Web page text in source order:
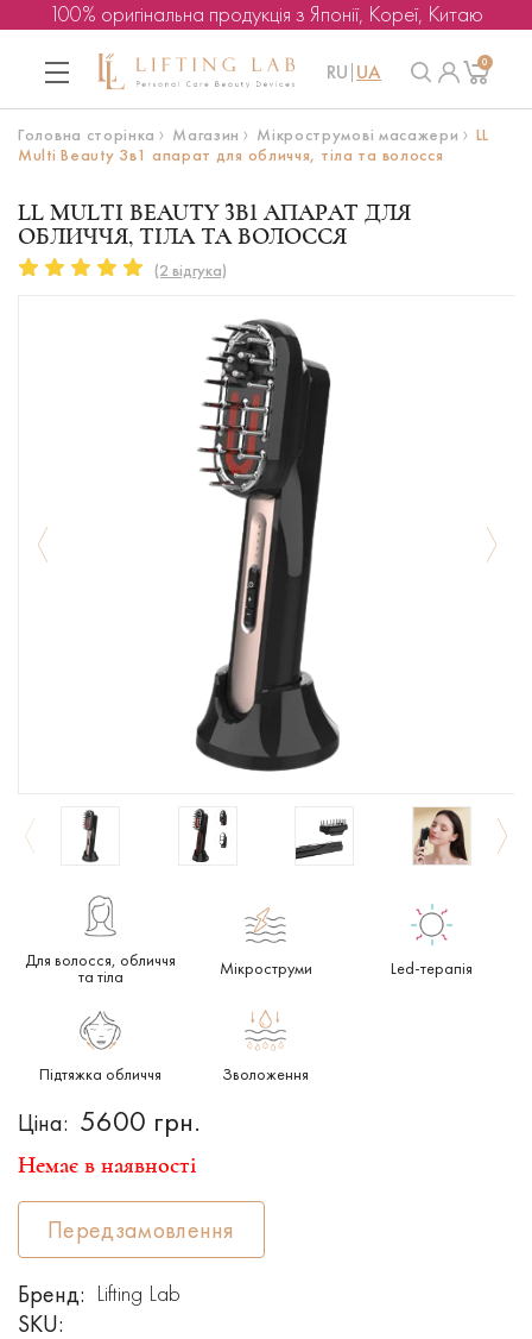
100% оригінальна продукція з Японії, Кореї, Китаю
RU UA 0
Головна сторінка Магазин Мікрострумові масажери
LL
Multi Beauty 3в1 апарат для обличчя, тіла та волосся
LL MULTI BEAUTY 3В1 АПАРАТ ДЛЯ
ОБЛИЧЧЯ, ТІЛА ТА ВОЛОССЯ
(2 відгука)
Для волосся, обличчя
та тіла
Мікроструми Led-терапія
Підтяжка обличчя Зволоження
Ціна: 5600 грн.
Немає в наявності
Передзамовлення
Бренд: Lifting Lab
SKU: